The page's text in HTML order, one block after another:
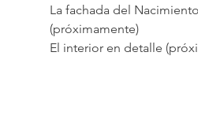
La fachada del
(próximamente)
El interior en detalle